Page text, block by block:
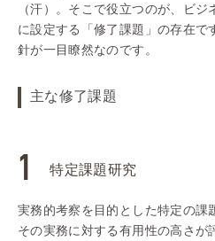
（汗）。そこで役立つのが、ビ
に設定する「修了課題」の存在で
針が一目瞭然なのです。
主な修了課題
特定課題研究
実務的考察を目的とした特定の課
その実務に対する有用性の高さが